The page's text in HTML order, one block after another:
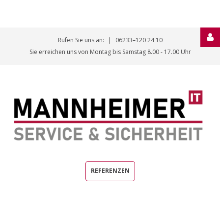
Rufen Sie uns an:
06233–120 24 10
Sie erreichen uns von Montag bis Samstag 8.00 - 17.00 Uhr
REFERENZEN
Kundenbereich
ANMELDEN